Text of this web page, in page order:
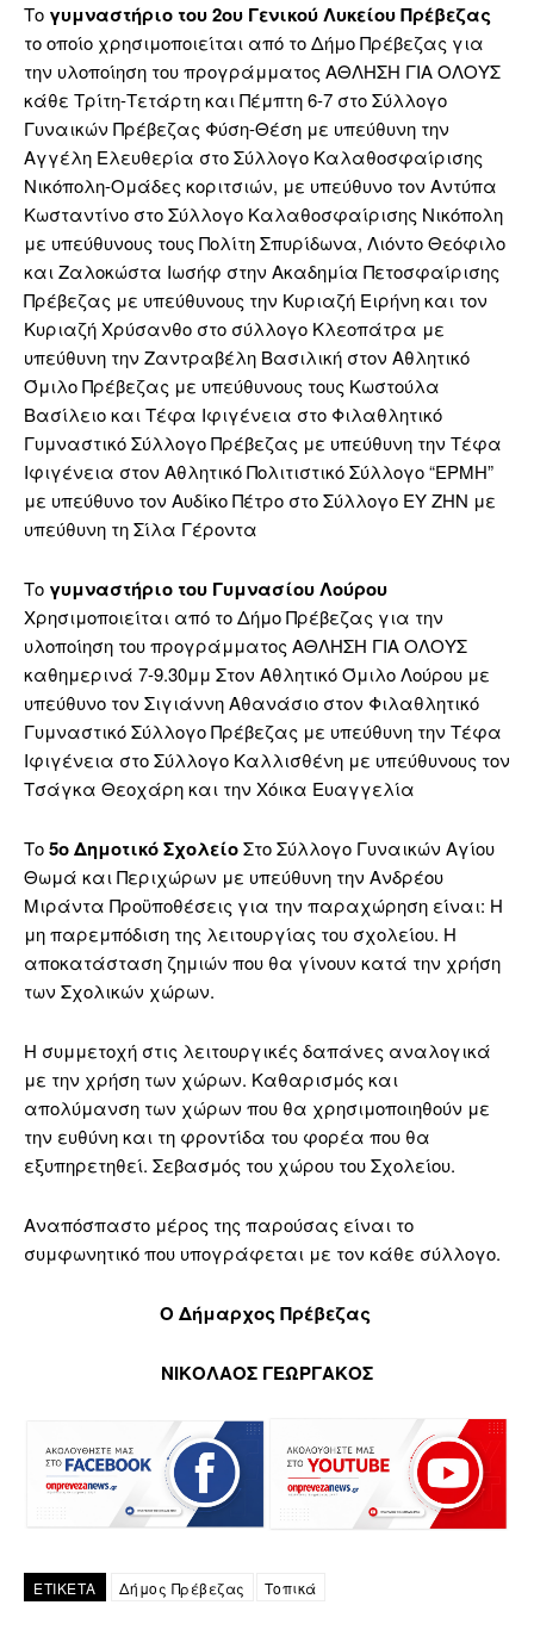
Το γυμναστήριο του 2ου Γενικού Λυκείου Πρέβεζας
το οποίο χρησιμοποιείται από το Δήμο Πρέβεζας για
την υλοποίηση του προγράμματος ΑΘΛΗΣΗ ΓΙΑ ΟΛΟΥΣ
κάθε Τρίτη-Τετάρτη και Πέμπτη 6-7 στο Σύλλογο
Γυναικών Πρέβεζας Φύση-Θέση με υπεύθυνη την
Αγγέλη Ελευθερία στο Σύλλογο Καλαθοσφαίρισης
Νικόπολη-Ομάδες κοριτσιών, με υπεύθυνο τον Αντύπα
Κωσταντίνο στο Σύλλογο Καλαθοσφαίρισης Νικόπολη
με υπεύθυνους τους Πολίτη Σπυρίδωνα, Λιόντο Θεόφιλο
και Ζαλοκώστα Ιωσήφ στην Ακαδημία Πετοσφαίρισης
Πρέβεζας με υπεύθυνους την Κυριαζή Ειρήνη και τον
Κυριαζή Χρύσανθο στο σύλλογο Κλεοπάτρα με
υπεύθυνη την Ζαντραβέλη Βασιλική στον Αθλητικό
Όμιλο Πρέβεζας με υπεύθυνους τους Κωστούλα
Βασίλειο και Τέφα Ιφιγένεια στο Φιλαθλητικό
Γυμναστικό Σύλλογο Πρέβεζας με υπεύθυνη την Τέφα
Ιφιγένεια στον Αθλητικό Πολιτιστικό Σύλλογο “ΕΡΜΗ”
με υπεύθυνο τον Αυδίκο Πέτρο στο Σύλλογο ΕΥ ΖΗΝ με
υπεύθυνη τη Σίλα Γέροντα
Το γυμναστήριο του Γυμνασίου Λούρου
Χρησιμοποιείται από το Δήμο Πρέβεζας για την
υλοποίηση του προγράμματος ΑΘΛΗΣΗ ΓΙΑ ΟΛΟΥΣ
καθημερινά 7-9.30μμ Στον Αθλητικό Όμιλο Λούρου με
υπεύθυνο τον Σιγιάννη Αθανάσιο στον Φιλαθλητικό
Γυμναστικό Σύλλογο Πρέβεζας με υπεύθυνη την Τέφα
Ιφιγένεια στο Σύλλογο Καλλισθένη με υπεύθυνους τον
Τσάγκα Θεοχάρη και την Χόικα Ευαγγελία
Το5ο Δημοτικό ΣχολείοΣτο Σύλλογο Γυναικών Αγίου
Θωμά και Περιχώρων με υπεύθυνη την Ανδρέου
Μιράντα Προϋποθέσεις για την παραχώρηση είναι: Η
μη παρεμπόδιση της λειτουργίας του σχολείου. Η
αποκατάσταση ζημιών που θα γίνουν κατά την χρήση
των Σχολικών χώρων.
Η συμμετοχή στις λειτουργικές δαπάνες αναλογικά
με την χρήση των χώρων. Καθαρισμός και
απολύμανση των χώρων που θα χρησιμοποιηθούν με
την ευθύνη και τη φροντίδα του φορέα που θα
εξυπηρετηθεί. Σεβασμός του χώρου του Σχολείου.
Αναπόσπαστο μέρος της παρούσας είναι το
συμφωνητικό που υπογράφεται με τον κάθε σύλλογο.
Ο Δήμαρχος Πρέβεζας
ΝΙΚΟΛΑΟΣ ΓΕΩΡΓΑΚΟΣ
ΕΤΙΚΕΤΑ Δήμος Πρέβεζας Τοπικά